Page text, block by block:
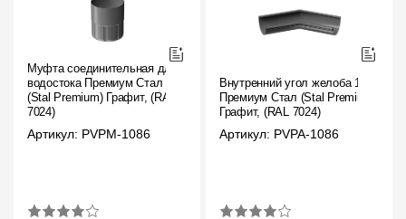
Муфта соединительная для
водостока Премиум Стал
(Stal Premium) Графит, (RAL
7024)
Артикул: PVPM-1086
Внутренний угол желоба 135˚
Премиум Стал (Stal Premium)
Графит, (RAL 7024)
Артикул: PVPA-1086